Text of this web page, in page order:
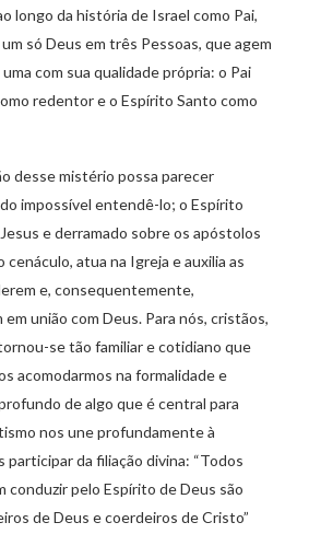
longo da história de Israel como Pai,
só Deus em três Pessoas, que agem
com sua qualidade própria: o Pai
redentor e o Espírito Santo como
desse mistério possa parecer
impossível entendê-lo; o Espírito
e derramado sobre os apóstolos
cenáculo, atua na Igreja e auxilia as
e, consequentemente,
união com Deus. Para nós, cristãos,
se tão familiar e cotidiano que
acomodarmos na formalidade e
de algo que é central para
nos une profundamente à
participar da filiação divina: “Todos
conduzir pelo Espírito de Deus são
de Deus e coerdeiros de Cristo”